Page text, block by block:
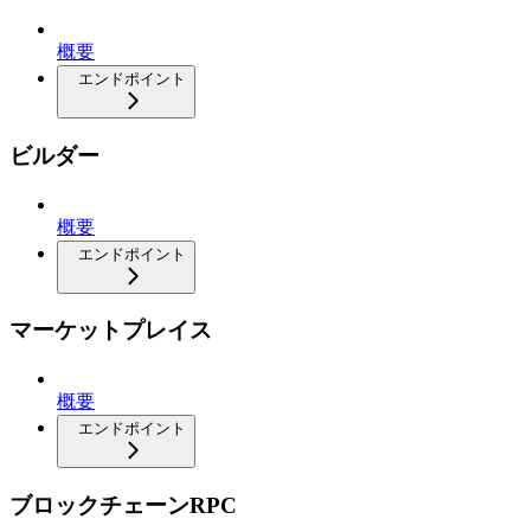
概要
エンドポイント
ビルダー
概要
エンドポイント
マーケットプレイス
概要
エンドポイント
ブロックチェーンRPC